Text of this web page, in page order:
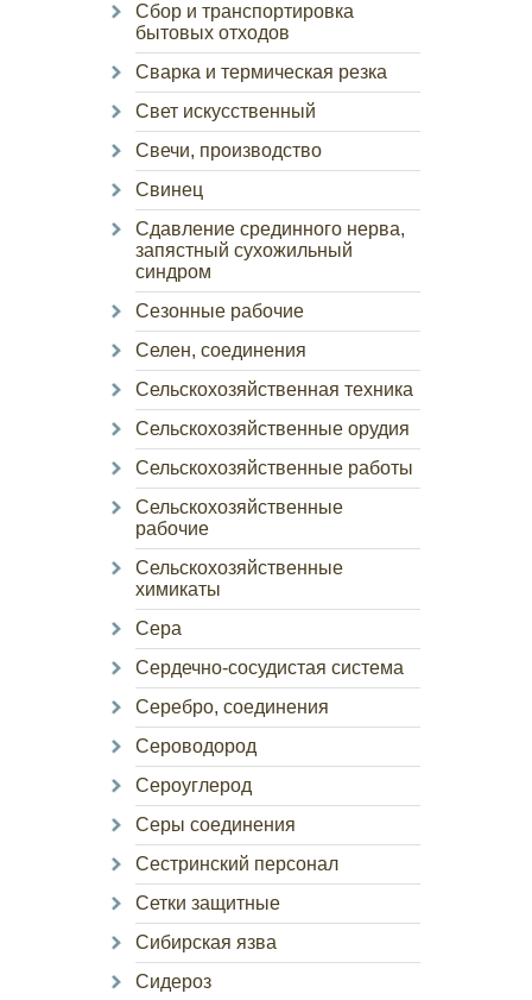
Сбор и транспортировка
бытовых отходов
Сварка и термическая резка
Свет искусственный
Свечи, производство
Свинец
Сдавление срединного нерва,
запястный сухожильный
синдром
Сезонные рабочие
Селен, соединения
Сельскохозяйственная техника
Сельскохозяйственные орудия
Сельскохозяйственные работы
Сельскохозяйственные
рабочие
Сельскохозяйственные
химикаты
Сера
Сердечно-сосудистая система
Серебро, соединения
Сероводород
Сероуглерод
Серы соединения
Сестринский персонал
Сетки защитные
Сибирская язва
Сидероз